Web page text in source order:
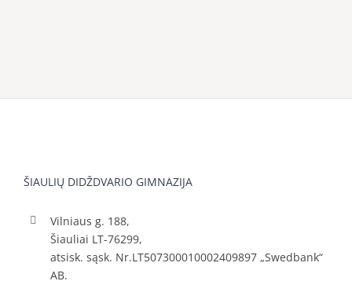
ŠIAULIŲ DIDŽDVARIO GIMNAZIJA
Vilniaus g. 188,
Šiauliai LT-76299,
atsisk. sąsk. Nr.LT507300010002409897 „Swedbank“
AB.